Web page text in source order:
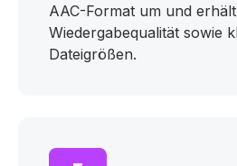
AAC-Format um und
Wiedergabequalität sowie
Dateigrößen.